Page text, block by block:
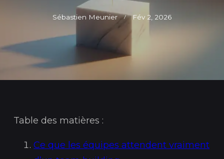
Sébastien Meunier Fév 2, 2026
Table des matières :
Ce que les équipes attendent vraiment